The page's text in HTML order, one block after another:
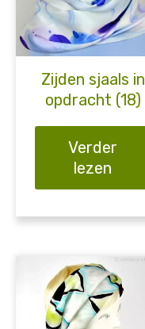
Zijden sjaals in
opdracht (18)
Verder
lezen